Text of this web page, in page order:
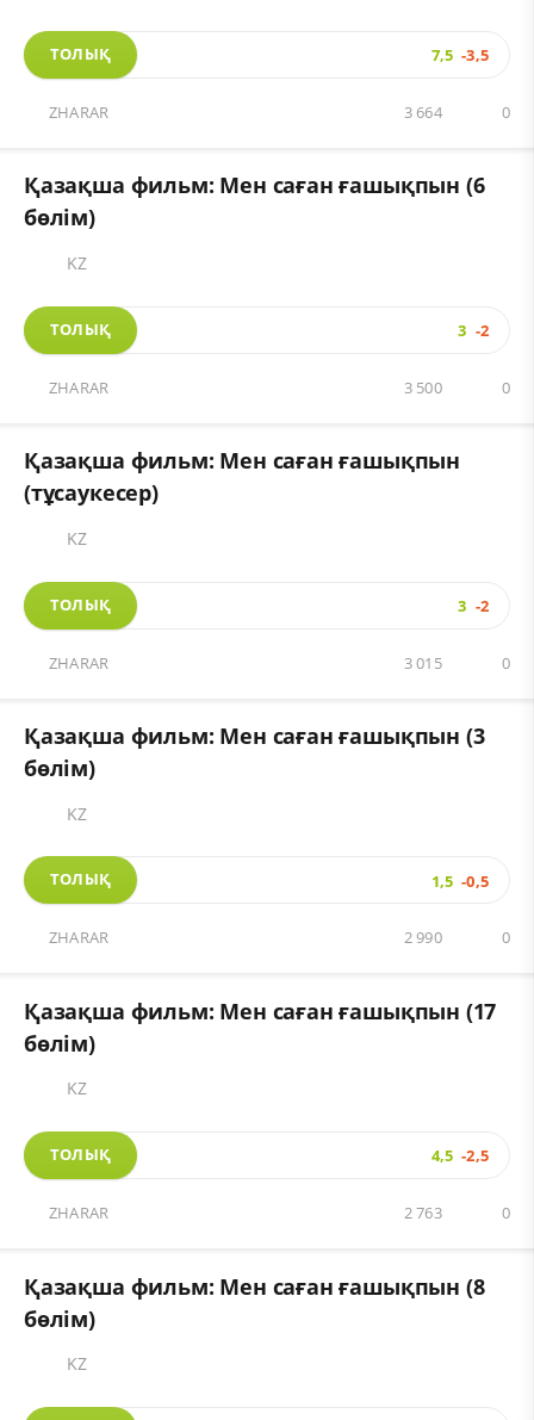
ТОЛЫҚ 7,5 -3,5
ZHARAR 0
3 664
Қазақша фильм: Мен саған ғашықпын (6
бөлім)
KZ
ТОЛЫҚ 3 -2
ZHARAR 0
3 500
Қазақша фильм: Мен саған ғашықпын
(тұсаукесер)
KZ
ТОЛЫҚ 3 -2
ZHARAR 0
3 015
Қазақша фильм: Мен саған ғашықпын (3
бөлім)
KZ
ТОЛЫҚ 1,5 -0,5
ZHARAR 0
2 990
Қазақша фильм: Мен саған ғашықпын (17
бөлім)
KZ
ТОЛЫҚ 4,5 -2,5
ZHARAR 0
2 763
Қазақша фильм: Мен саған ғашықпын (8
бөлім)
KZ